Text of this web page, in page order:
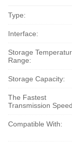
Type:
Interface:
Storage
Range:
Storage Capacity:
The Fastest
Transmission
Compatible With: